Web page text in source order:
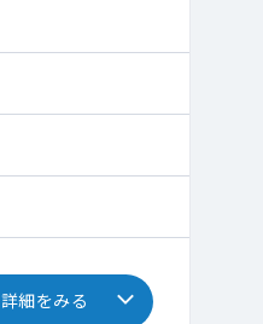
詳細をみる